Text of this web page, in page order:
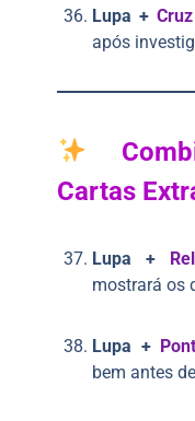
Lupa + Cruz
após
Cartas
Lupa +
mostrará os
Lupa +
bem antes